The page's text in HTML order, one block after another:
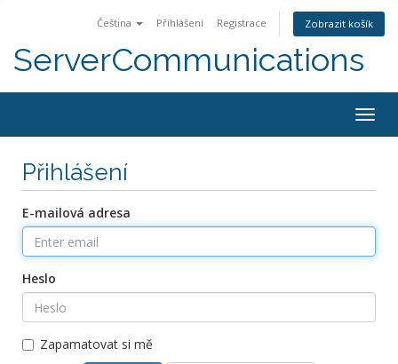
Čeština Přihlášení Registrace Zobrazit košík
ServerCommunications
Přihlášení
E-mailová adresa
Heslo
Zapamatovat si mě